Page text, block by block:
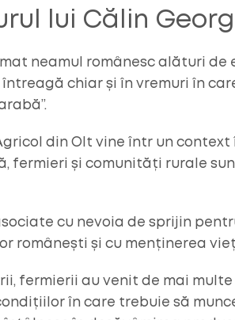
lui Călin
neamul românesc alături de
chiar și în vremuri în
din Olt vine într un
fermieri și comunități rurale
cu nevoia de sprijin
românești și cu menținerea
fermierii au venit de mai multe
în care trebuie să